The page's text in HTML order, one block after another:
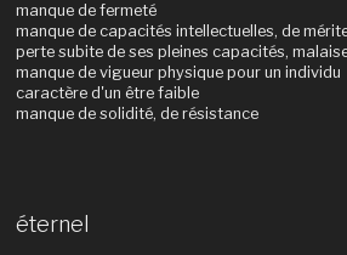
manque de fermeté
manque de capacités intellectuelles, de
perte subite de ses pleines capacités,
manque de vigueur physique pour un individu
caractère d'un être faible
manque de solidité, de résistance
éternel